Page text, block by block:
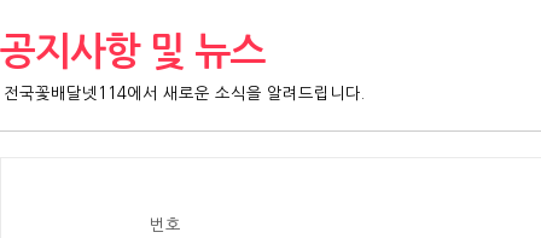
공지사항 및 뉴스
전국꽃배달넷114에서 새로운 소식을 알려드립니다.
번호